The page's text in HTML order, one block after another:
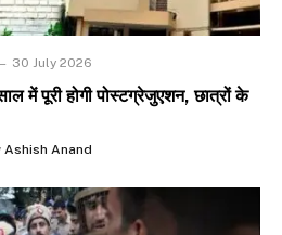
30 July 2026
में पूरी होगी पोस्टग्रेजुएशन, छात्रों के
Ashish Anand